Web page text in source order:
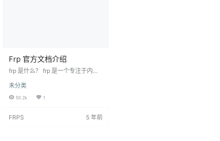
Frp 官方文档介绍
frp 是什么？ frp 是一个专注于内网
持 TCP、UDP、HTTP、HTTPS 等
多种协议。可以将内网服务以安
全、便捷的方式通过具有公网 IP 节
frp？ 通过在具有公网 IP 的节点上
未分类
50.2k 1
FRPS 5 年前